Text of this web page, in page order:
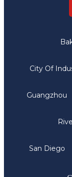
City Of
Guangzhou
San Diego